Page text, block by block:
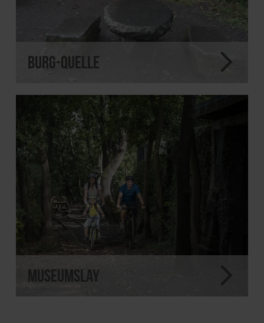
Burg-Quelle
Museumslay